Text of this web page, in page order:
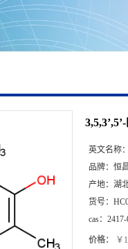
英文名称：
品牌： 恒
产地： 湖
货号：
cas： 2417-
价格： ￥